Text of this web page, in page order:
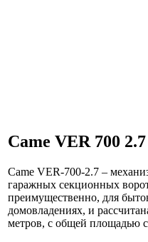
Came VER 700 2.7
Came VER-700-2.7 –
гаражных секционных
преимущественно, для
домовладениях, и
метров, с общей площадью